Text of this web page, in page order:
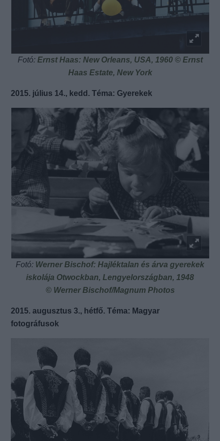
Fotó: Ernst Haas: New Orleans, USA, 1960 © Ernst
Haas Estate, New York
2015. július 14., kedd. Téma: Gyerekek
Fotó: Werner Bischof: Hajléktalan és árva gyerekek
iskolája Otwockban, Lengyelországban, 1948
© Werner Bischof/Magnum Photos
2015. augusztus 3., hétfő. Téma: Magyar
fotográfusok